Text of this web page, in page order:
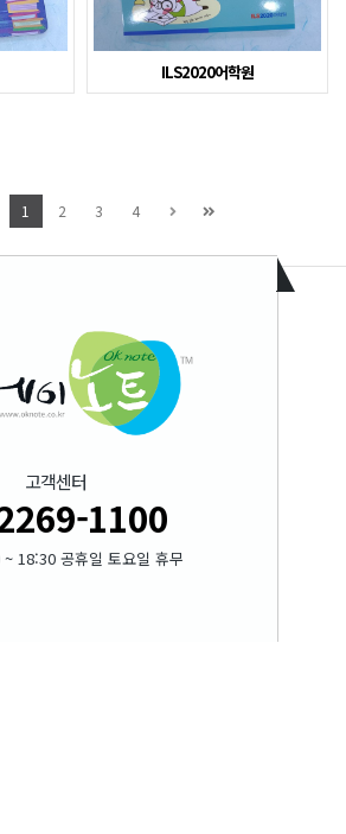
ILS2020어학원
1 2 3 4
고객센터
1100
18:30 공휴일 토요일 휴무